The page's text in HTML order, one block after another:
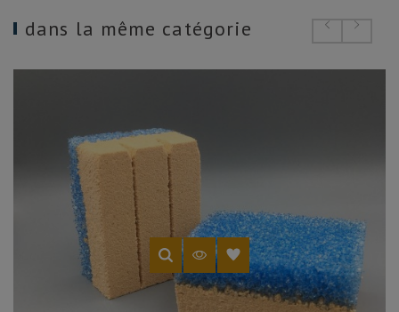
dans la même catégorie